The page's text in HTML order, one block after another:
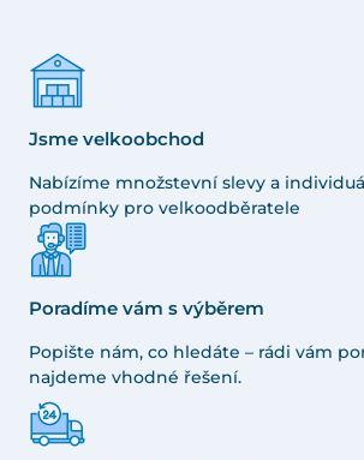
Jsme velkoobchod
Nabízíme množstevní slevy a
podmínky pro velkoodběratele
Poradíme vám s výběrem
Popište nám, co hledáte – rádi vám
najdeme vhodné řešení.